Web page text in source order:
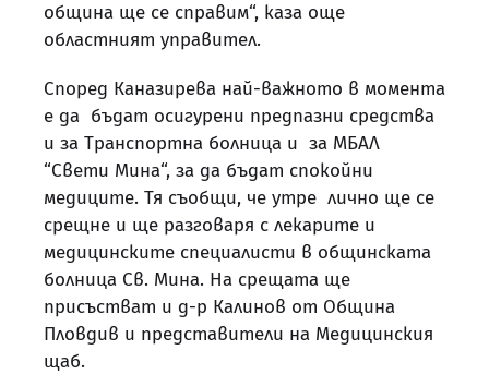
община ще се справим“, каза още
областният управител.
Според Каназирева най-важното в момента
е да бъдат осигурени предпазни средства
и за Транспортна болница и за МБАЛ
“Свети Мина“, за да бъдат спокойни
медиците. Тя съобщи, че утре лично ще се
срещне и ще разговаря с лекарите и
медицинските специалисти в общинската
болница Св. Мина. На срещата ще
присъстват и д-р Калинов от Община
Пловдив и представители на Медицинския
щаб.